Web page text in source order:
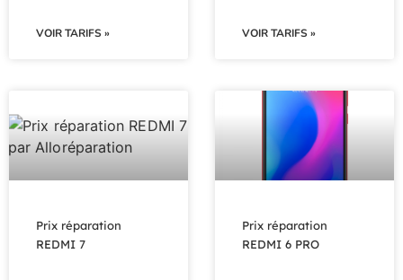
VOIR TARIFS » VOIR TARIFS »
Prix réparation
REDMI 7
Prix réparation
REDMI 6 PRO